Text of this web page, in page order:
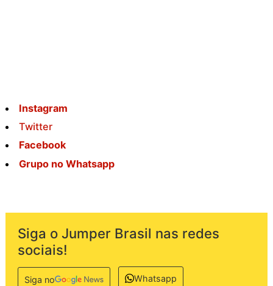
Instagram
Twitter
Facebook
Grupo no Whatsapp
Siga o Jumper Brasil nas redes
sociais!
Siga no Whatsapp